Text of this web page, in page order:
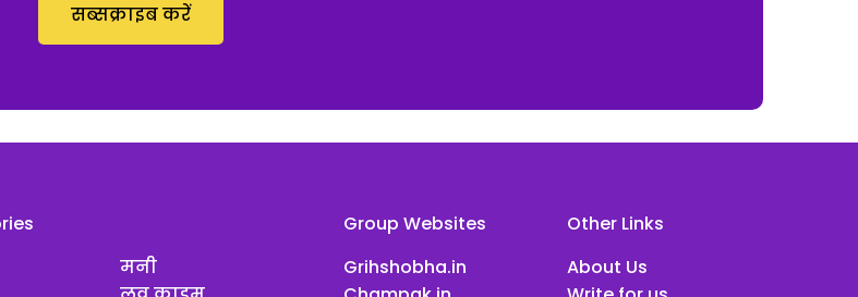
सब्सक्राइब करें
मनी
Group Websites
Grihshobha.in
Other Links
About Us